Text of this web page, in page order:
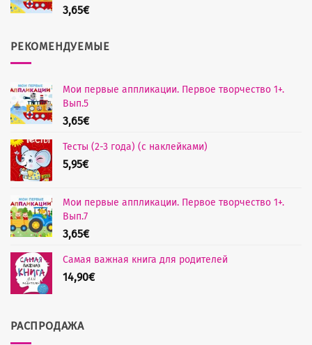
3,65€
РЕКОМЕНДУЕМЫЕ
Мои первые аппликации. Первое творчество 1+.
Вып.5
3,65€
Тесты (2-3 года) (с наклейками)
5,95€
Мои первые аппликации. Первое творчество 1+.
Вып.7
3,65€
Самая важная книга для родителей
14,90€
РАСПРОДАЖА